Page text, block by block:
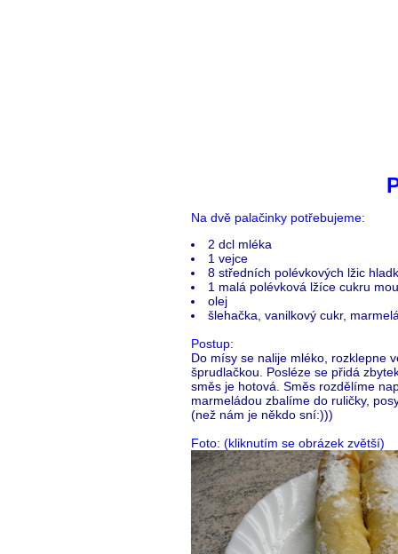
Na dvě palačinky potřebujeme:
2 dcl mléka
1 vejce
8 středních polévkových lžic
1 malá polévková lžíce cukru
olej
šlehačka, vanilkový cukr,
Postup:
Do mísy se nalije mléko, rozklepne
šprudlačkou. Posléze se přidá
směs je hotová. Směs rozdělíme
marmeládou zbalíme do ruličky,
(než nám je někdo sní:)))
Foto: (kliknutím se obrázek zvětší)